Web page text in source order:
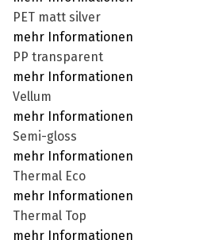
PET matt silver
mehr Informationen
PP transparent
mehr Informationen
Vellum
mehr Informationen
Semi-gloss
mehr Informationen
Thermal Eco
mehr Informationen
Thermal Top
mehr Informationen